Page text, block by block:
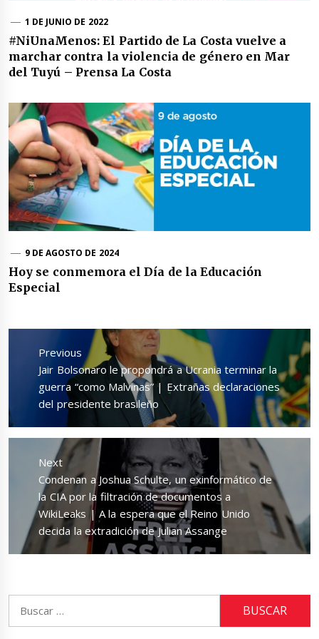
1 DE JUNIO DE 2022
#NiUnaMenos: El Partido de La Costa vuelve a
marchar contra la violencia de género en Mar
del Tuyú – Prensa La Costa
9 DE AGOSTO DE 2024
Hoy se conmemora el Día de la Educación
Especial
Navegación
entradas
Previous
Previous
post:
Jair Bolsonaro le propondrá a Ucrania terminar la
guerra “como Malvinas” | Extrañas declaraciones
del presidente brasileño
Next
Next
post:
Condenan a Joshua Schulte, un exinformático de
la CIA por la filtración de documentos a
WikiLeaks | A la espera que el Reino Unido
decida la extradición de Julian Assange